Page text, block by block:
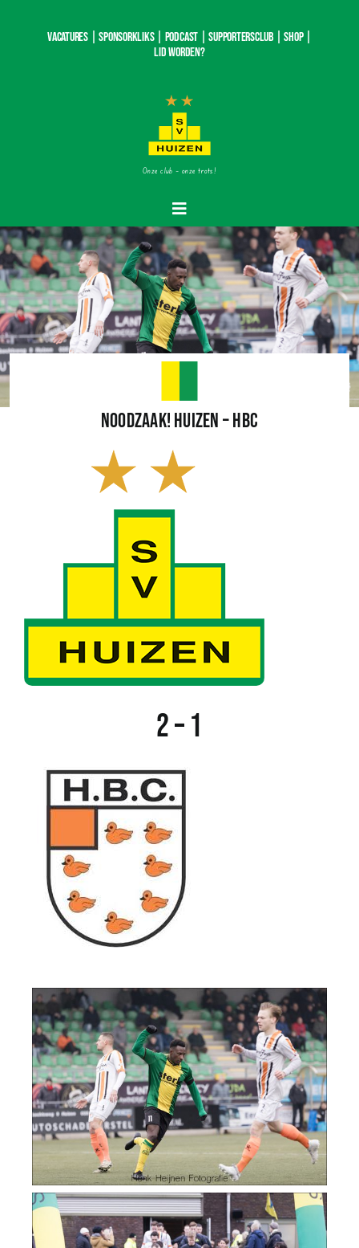
Vacatures | SponsorKliks | Podcast |Supportersclub|Shop|
Lid worden?
Onze club – onze trots!
Toggle
Navigatie
Home
Nieuws
Teams
Trainingsschema
Clubinformatie
Het eerste
Organisatie
Commissies
Club van 100
Activiteiten
Business Club Zuyderzee
Noodzaak! Huizen – HBC
2 – 1